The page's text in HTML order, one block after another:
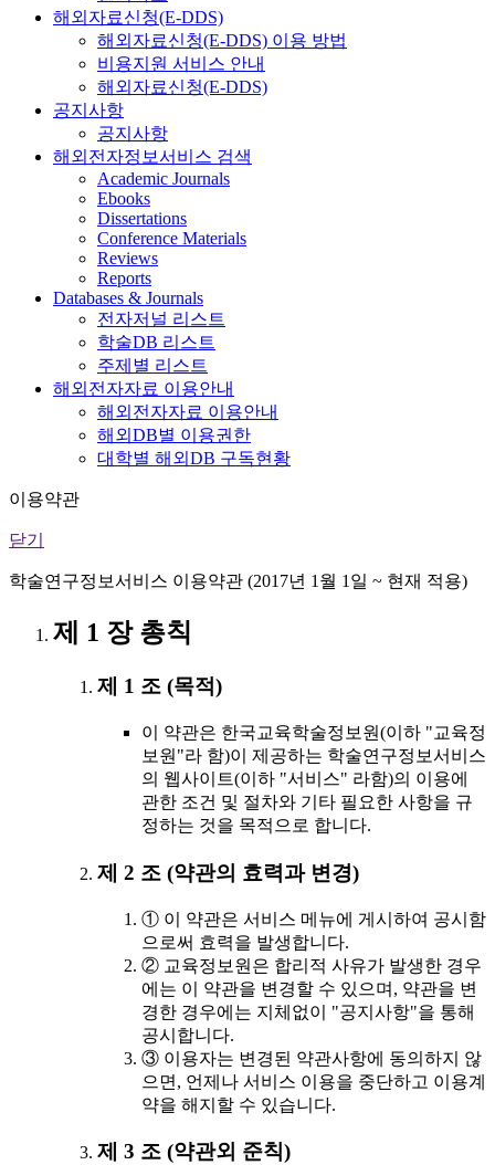
해외자료신청(E-DDS)
해외자료신청(E-DDS) 이용 방법
비용지원 서비스 안내
해외자료신청(E-DDS)
공지사항
공지사항
해외전자정보서비스 검색
Academic Journals
Ebooks
Dissertations
Conference Materials
Reviews
Reports
Databases & Journals
전자저널 리스트
학술DB 리스트
주제별 리스트
해외전자자료 이용안내
해외전자자료 이용안내
해외DB별 이용권한
대학별 해외DB 구독현황
이용약관
닫기
학술연구정보서비스 이용약관 (2017년 1월 1일 ~ 현재 적용)
제 1 장 총칙
제 1 조 (목적)
이 약관은 한국교육학술정보원(이하 "교육정
보원"라 함)이 제공하는 학술연구정보서비스
의 웹사이트(이하 "서비스" 라함)의 이용에
관한 조건 및 절차와 기타 필요한 사항을 규
정하는 것을 목적으로 합니다.
제 2 조 (약관의 효력과 변경)
① 이 약관은 서비스 메뉴에 게시하여 공시함
으로써 효력을 발생합니다.
② 교육정보원은 합리적 사유가 발생한 경우
에는 이 약관을 변경할 수 있으며, 약관을 변
경한 경우에는 지체없이 "공지사항"을 통해
공시합니다.
③ 이용자는 변경된 약관사항에 동의하지 않
으면, 언제나 서비스 이용을 중단하고 이용계
약을 해지할 수 있습니다.
제 3 조 (약관외 준칙)